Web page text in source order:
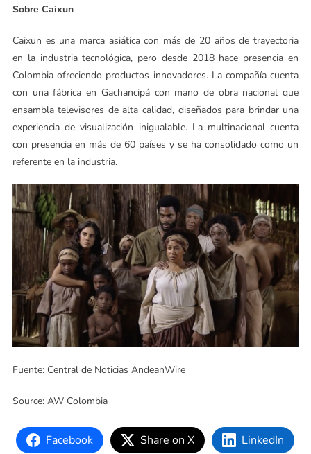
Sobre Caixun
Caixun es una marca asiática con más de 20 años de trayectoria
en la industria tecnológica, pero desde 2018 hace presencia en
Colombia ofreciendo productos innovadores. La compañía cuenta
con una fábrica en Gachancipá con mano de obra nacional que
ensambla televisores de alta calidad, diseñados para brindar una
experiencia de visualización inigualable. La multinacional cuenta
con presencia en más de 60 países y se ha consolidado como un
referente en la industria.
Fuente: Central de Noticias AndeanWire
Source: AW Colombia
Facebook Share on X LinkedIn